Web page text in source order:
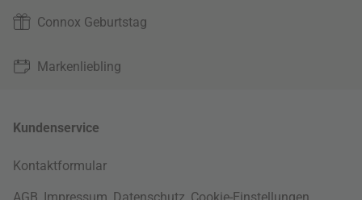
Connox Geburtstag
Markenliebling
Kundenservice
Kontaktformular